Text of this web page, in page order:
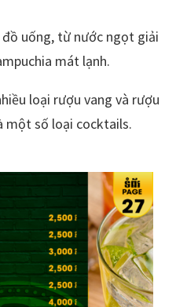
uống, từ nước ngọt giải
mát lạnh.
loại rượu vang và rượu
một số loại cocktails.